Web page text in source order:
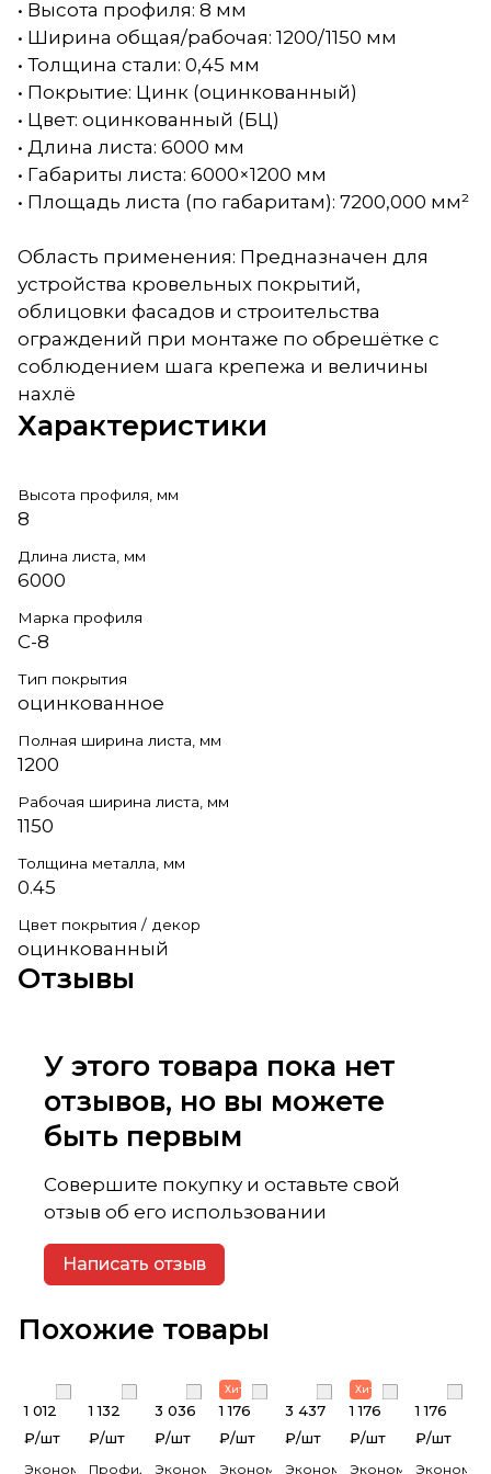
• Высота профиля: 8 мм
• Ширина общая/рабочая: 1200/1150 мм
• Толщина стали: 0,45 мм
• Покрытие: Цинк (оцинкованный)
• Цвет: оцинкованный (БЦ)
• Длина листа: 6000 мм
• Габариты листа: 6000×1200 мм
• Площадь листа (по габаритам): 7200,000 мм²
Область применения: Предназначен для
устройства кровельных покрытий,
облицовки фасадов и строительства
ограждений при монтаже по обрешётке с
соблюдением шага крепежа и величины
нахлё
Характеристики
Высота профиля, мм
8
Длина листа, мм
6000
Марка профиля
С-8
Тип покрытия
оцинкованное
Полная ширина листа, мм
1200
Рабочая ширина листа, мм
1150
Толщина металла, мм
0.45
Цвет покрытия / декор
оцинкованный
Отзывы
У этого товара пока нет
отзывов, но вы можете
быть первым
Совершите покупку и оставьте свой
отзыв об его использовании
Написать отзыв
Похожие товары
1 012
₽/шт
Эконом.
1 132
₽/шт
Профилированный
3 036
₽/шт
Эконом.
Хит Продаж
1 176
₽/шт
Эконом.
3 437
₽/шт
Эконом.Профилированный
Хит Продаж
1 176
₽/шт
Эконом.
1 176
₽/шт
Эконом.